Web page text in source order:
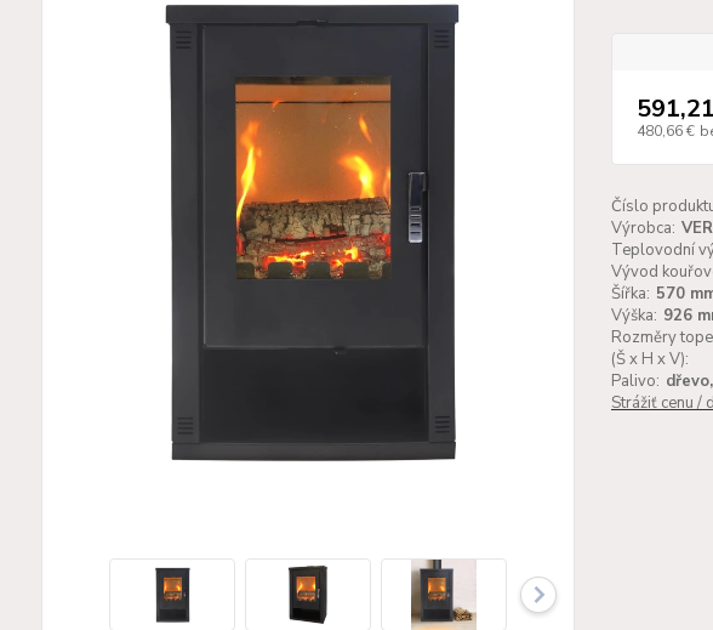
480,66 €
Číslo
Výrobca:
Teplovodní
Vývod
Šířka: 570
Výška: 926
Rozměry
(Š x H x V):
Palivo:
Strážiť cenu /